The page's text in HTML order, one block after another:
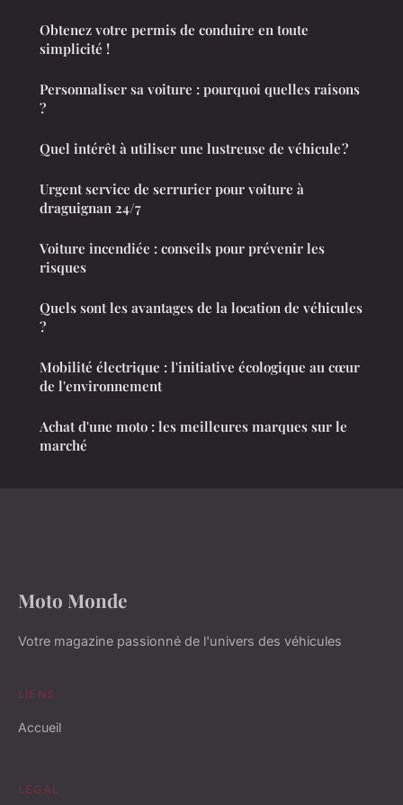
Obtenez votre permis de conduire en toute
simplicité !
Personnaliser sa voiture : pourquoi quelles raisons
?
Quel intérêt à utiliser une lustreuse de véhicule ?
Urgent service de serrurier pour voiture à
draguignan 24/7
Voiture incendiée : conseils pour prévenir les
risques
Quels sont les avantages de la location de véhicules
?
Mobilité électrique : l'initiative écologique au cœur
de l'environnement
Achat d'une moto : les meilleures marques sur le
marché
Moto Monde
Votre magazine passionné de l'univers des véhicules
LIENS
Accueil
LÉGAL